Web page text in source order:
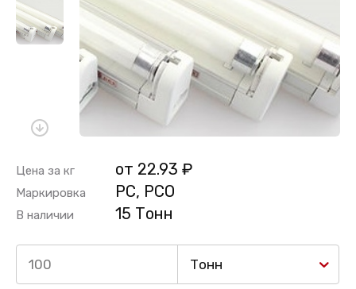
Цена за кг от 22.93 ₽
Маркировка PC, PCO
В наличии 15 Тонн
Тонн